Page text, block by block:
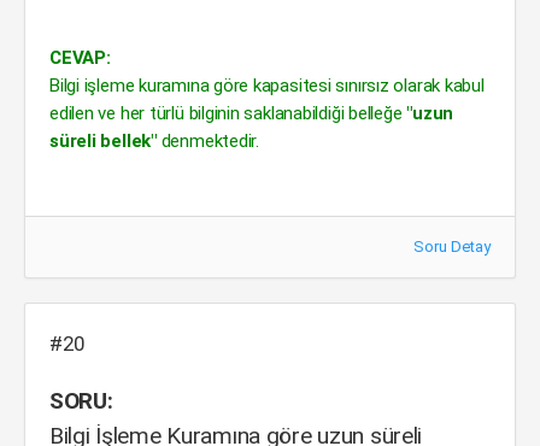
CEVAP:
Bilgi işleme kuramına göre kapasitesi sınırsız olarak kabul
edilen ve her türlü bilginin saklanabildiği belleğe"uzun
süreli bellek"denmektedir.
Soru Detay
#20
SORU:
Bilgi İşleme Kuramına göre uzun süreli